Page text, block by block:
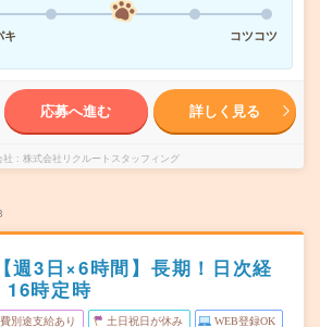
キ
コツコツ
応募へ進む 詳しく見る
株式会社リクルートスタッフィング
週3日×6時間】長期！日次経
16時定時
別途支給あり 土日祝日が休み WEB登録OK